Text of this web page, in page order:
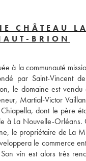
CHÂTEAU LA
BRION
à la communauté
par Saint-Vincent
le domaine est
Martial-Victor
dont le père
à La Nouvelle-Orléans.
le propriétaire de La
le commerce
vin est alors très